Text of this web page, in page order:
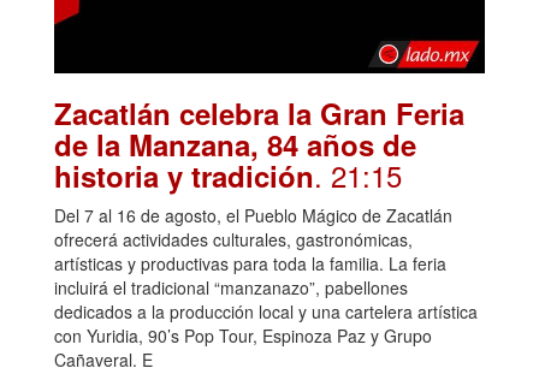
Zacatlán celebra la Gran Feria
de la Manzana, 84 años de
historia y tradición. 21:15
Del 7 al 16 de agosto, el Pueblo Mágico de Zacatlán
ofrecerá actividades culturales, gastronómicas,
artísticas y productivas para toda la familia. La feria
incluirá el tradicional “manzanazo”, pabellones
dedicados a la producción local y una cartelera artística
con Yuridia, 90’s Pop Tour, Espinoza Paz y Grupo
Cañaveral. E